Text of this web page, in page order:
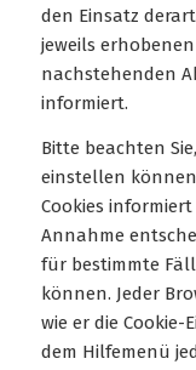
den Einsatz
jeweils
nachstehenden
informiert.
Bitte beachten
einstellen
Cookies
Annahme
für bestimmte
können. Jeder
wie er die
dem Hilfemenü